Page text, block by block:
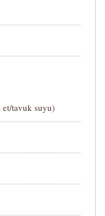
et/tavuk suyu)